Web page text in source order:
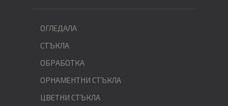
ОГЛЕДАЛА
СТЪКЛА
ОБРАБОТКА
ОРНАМЕНТНИ СТЪКЛА
ЦВЕТНИ СТЪКЛА